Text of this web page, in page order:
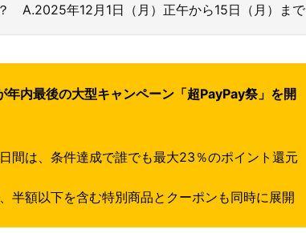
A.2025年12月1日（月）正午から15日（月）まで
年内最後の大型キャンペーン「超PayPay祭」を開
間は、条件達成で誰でも最大23％のポイント還元
半額以下を含む特別商品とクーポンも同時に展開